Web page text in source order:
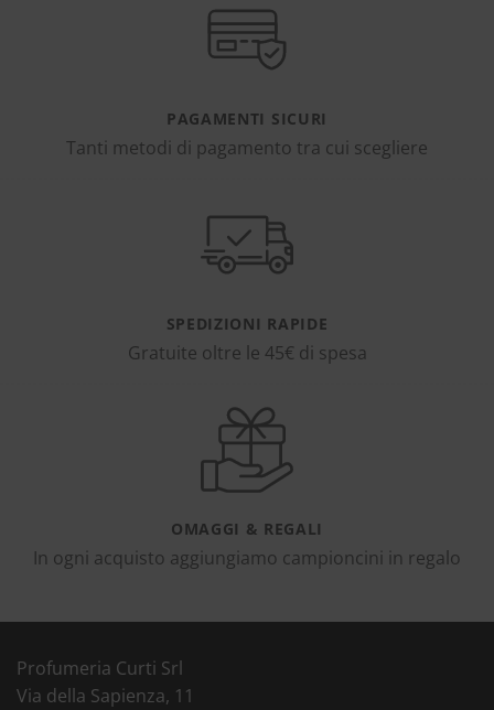
PAGAMENTI SICURI
Tanti metodi di pagamento tra cui scegliere
SPEDIZIONI RAPIDE
Gratuite oltre le 45€ di spesa
OMAGGI & REGALI
In ogni acquisto aggiungiamo campioncini in regalo
Profumeria Curti Srl
Via della Sapienza, 11